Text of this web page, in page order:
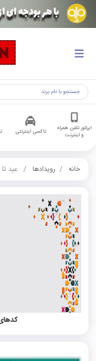
اپراتور تلفن همراه
و اینترنت
تاکسی اینترنتی
خانه رویدادها عید